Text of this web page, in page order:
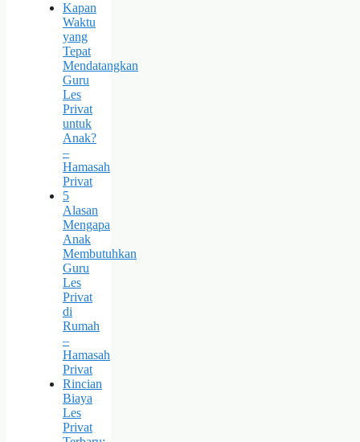
Kapan
Waktu
yang
Tepat
Mendatangkan
Guru
Les
Privat
untuk
Anak?
–
Hamasah
Privat
5
Alasan
Mengapa
Anak
Membutuhkan
Guru
Les
Privat
di
Rumah
–
Hamasah
Privat
Rincian
Biaya
Les
Privat